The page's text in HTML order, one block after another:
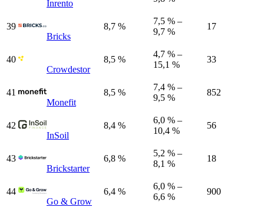
Inrento
39
Bricks
8,7 %
7,5 % –
9,7 %
17
40
Crowdestor
8,5 %
4,7 % –
15,1 %
33
41
Monefit
8,5 %
7,4 % –
9,5 %
852
42
InSoil
8,4 %
6,0 % –
10,4 %
56
43
Brickstarter
6,8 %
5,2 % –
8,1 %
18
44
Go & Grow
6,4 %
6,0 % –
6,6 %
900